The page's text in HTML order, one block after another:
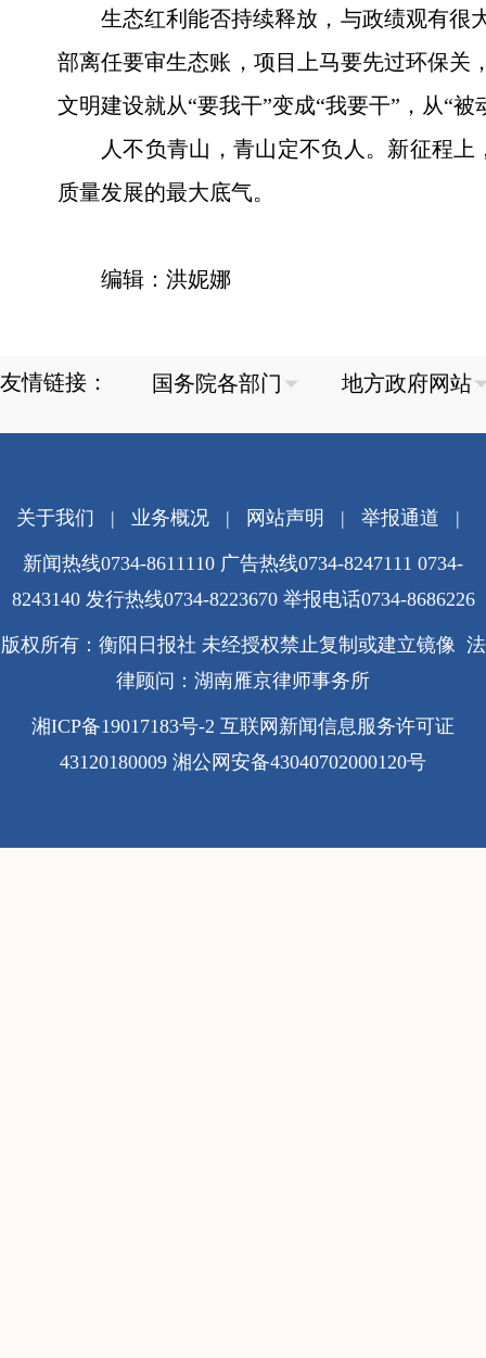
生态红利能否持续释放，与政绩观有很
部离任要审生态账，项目上马要先过环保关
文明建设就从“要我干”变成“我要干”，从“被
人不负青山，青山定不负人。新征程
质量发展的最大底气。
编辑：洪妮娜
友情链接：
关于我们 | 业务概况| 网站声明 | 举报通道 |
新闻热线0734-8611110 广告热线0734-8247111 0734-
8243140 发行热线0734-8223670 举报电话0734-8686226
版权所有：衡阳日报社 未经授权禁止复制或建立镜像 法
律顾问：湖南雁京律师事务所
湘ICP备19017183号-2 互联网新闻信息服务许可证
43120180009 湘公网安备43040702000120号